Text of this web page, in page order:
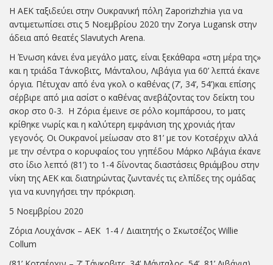
Η ΑΕΚ ταξιδεύει στην Ουκρανική πόλη Zaporizhzhia για να
αντιμετωπίσει στις 5 Νοεμβρίου 2020 την Zorya Lugansk στην
άδεια από θεατές Slavutych Arena.
Η Ένωση κάνει ένα μεγάλο ματς, είναι ξεκάθαρα «στη μέρα της»
και η τριάδα Τάνκοβιτς, Μάνταλου, Λιβάγια για 60’ λεπτά έκανε
όργια. Πέτυχαν από ένα γκολ ο καθένας (7’, 34’, 54’)και επίσης
σέρβιρε από μια ασίστ ο καθένας ανεβάζοντας τον δείκτη του
σκορ στο 0-3. Η Ζόρια έμεινε σε ρόλο κομπάρσου, το ματς
κρίθηκε νωρίς και η καλύτερη εμφάνιση της χρονιάς ήταν
γεγονός. Οι Ουκρανοί μείωσαν στο 81’ με τον Κοτσέρχιν αλλά
με την σέντρα ο κορυφαίος του γηπέδου Μάρκο Λιβάγια έκανε
στο ίδιο λεπτό (81’) το 1-4 δίνοντας διαστάσεις θριάμβου στην
νίκη της ΑΕΚ και διατηρώντας ζωντανές τις ελπίδες της ομάδας
για να κυνηγήσει την πρόκριση.
5 Νοεμβρίου 2020
Ζόρια Λουχάνσκ – ΑΕΚ 1-4 / Διαιτητής ο Σκωτσέζος Willie
Collum